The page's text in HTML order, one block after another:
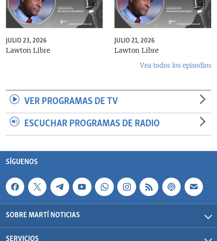
JULIO 23, 2026
Lawton Libre
JULIO 21, 2026
Lawton Libre
Vea todos los episodios
VER PROGRAMAS DE TV
ESCUCHAR PROGRAMAS DE RADIO
SÍGUENOS
SOBRE MARTÍ NOTICIAS
SERVICIOS